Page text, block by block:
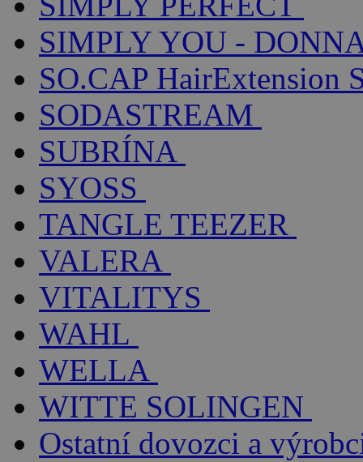
SIMPLY YOU -
SO.CAP HairExtension
SODASTREAM
SUBRÍNA
SYOSS
TANGLE TEEZER
VALERA
VITALITYS
WAHL
WELLA
WITTE SOLINGEN
Ostatní dovozci a